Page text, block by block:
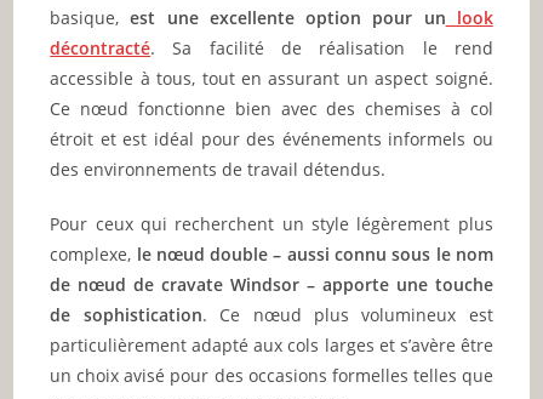
basique,est une excellente option pour un look
décontracté. Sa facilité de réalisation le rend
accessible à tous, tout en assurant un aspect soigné.
Ce nœud fonctionne bien avec des chemises à col
étroit et est idéal pour des événements informels ou
des environnements de travail détendus.
Pour ceux qui recherchent un style légèrement plus
complexe, le nœud double – aussi connu sous le nom
de nœud de cravate Windsor – apporte une touche
de sophistication. Ce nœud plus volumineux est
particulièrement adapté aux cols larges et s’avère être
un choix avisé pour des occasions formelles telles que